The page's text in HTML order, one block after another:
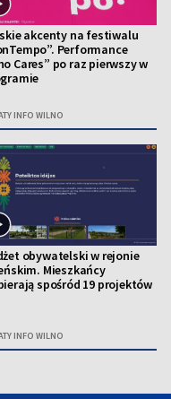
akcenty na festiwalu
Performance
Cares” po raz pierwszy w
INFO WILNO
obywatelski w rejonie
Mieszkańcy
spośród 19 projektów
INFO WILNO